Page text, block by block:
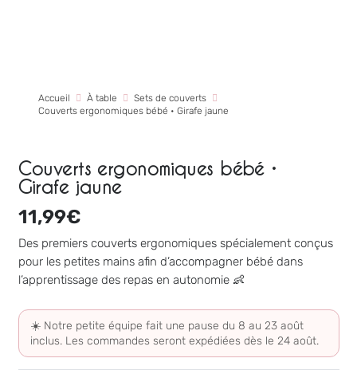
Accueil À table
Sets de couverts
Couverts ergonomiques bébé • Girafe jaune
Couverts ergonomiques bébé •
Girafe jaune
11,99€
Des premiers couverts ergonomiques spécialement conçus
pour les petites mains afin d’accompagner bébé dans
l’apprentissage des repas en autonomie 👶
☀️ Notre petite équipe fait une pause du 8 au 23 août
inclus. Les commandes seront expédiées dès le 24 août.